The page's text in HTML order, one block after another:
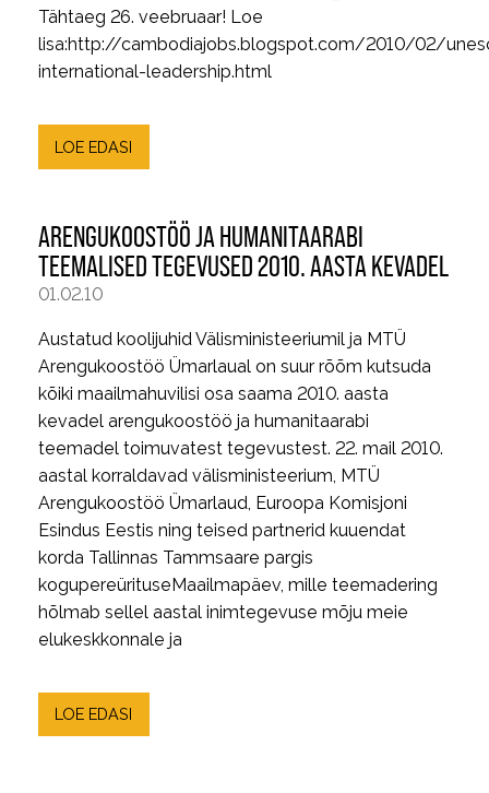
Tähtaeg 26. veebruaar! Loe
lisa:http://cambodiajobs.blogspot.com/2010/02/
international-leadership.html
LOE EDASI
ARENGUKOOSTÖÖ JA HUMANITAARABI
TEEMALISED TEGEVUSED 2010. AASTA KEVADEL
01.02.10
Austatud koolijuhid Välisministeeriumil ja MTÜ
Arengukoostöö Ümarlaual on suur rõõm kutsuda
kõiki maailmahuvilisi osa saama 2010. aasta
kevadel arengukoostöö ja humanitaarabi
teemadel toimuvatest tegevustest. 22. mail 2010.
aastal korraldavad välisministeerium, MTÜ
Arengukoostöö Ümarlaud, Euroopa Komisjoni
Esindus Eestis ning teised partnerid kuuendat
korda Tallinnas Tammsaare pargis
kogupereürituseMaailmapäev, mille teemadering
hõlmab sellel aastal inimtegevuse mõju meie
elukeskkonnale ja
LOE EDASI